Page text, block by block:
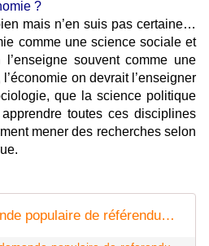
?
mais n’en suis pas certaine…
comme une science sociale et
l’enseigne souvent comme une
on devrait l’enseigner
que la science politique
toutes ces disciplines
mener des recherches selon
Julia Cagé : La demande populaire de référendum d'initiative citoyenne est essentielle